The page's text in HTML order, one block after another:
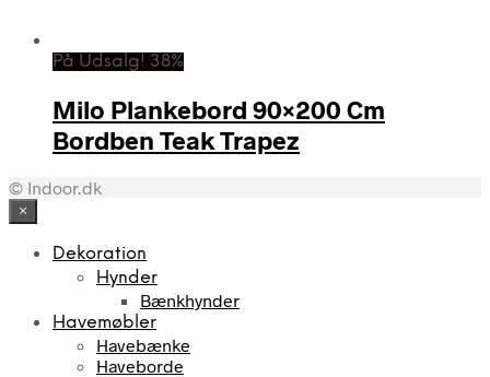
På Udsalg! 38%
Milo Plankebord 90×200 Cm
Bordben Teak Trapez
© Indoor.dk
×
Dekoration
Hynder
Bænkhynder
Havemøbler
Havebænke
Haveborde